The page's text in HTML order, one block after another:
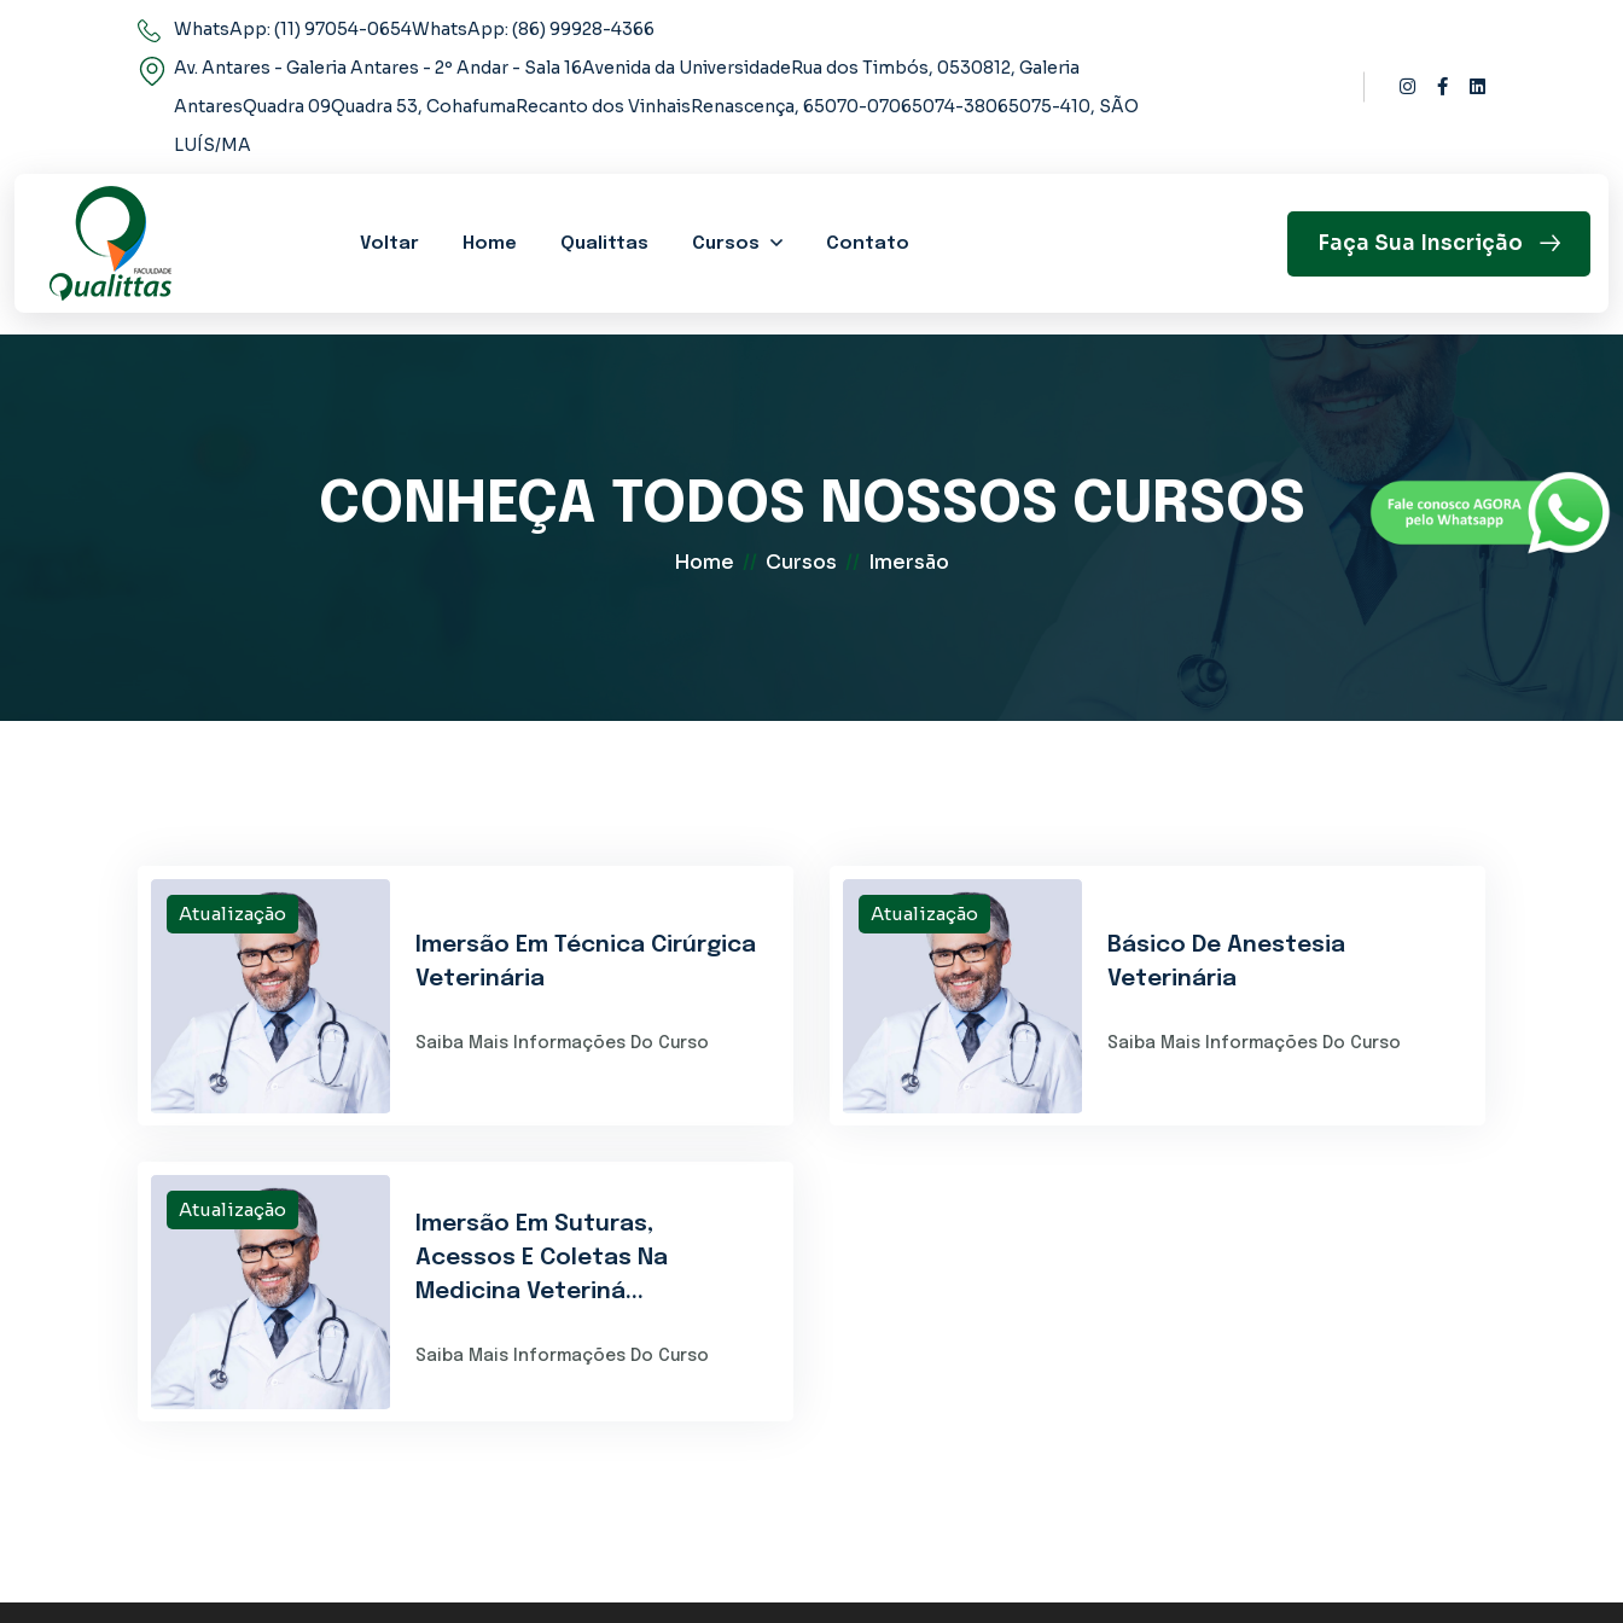
WhatsApp: (11) 97054-0654WhatsApp: (86) 99928-4366
Av. Antares - Galeria Antares - 2º Andar - Sala 16Avenida da UniversidadeRua dos Timbós, 0530812, Galeria
AntaresQuadra 09Quadra 53, CohafumaRecanto dos VinhaisRenascença, 65070-07065074-38065075-410, SÃO
LUÍS/MA
Voltar Home Qualittas Cursos Contato Faça Sua Inscrição
CONHEÇA TODOS NOSSOS CURSOS
Home // Cursos // Imersão
Atualização
Imersão Em Técnica Cirúrgica
Veterinária
Saiba Mais Informações Do Curso
Atualização
Básico De Anestesia
Veterinária
Saiba Mais Informações Do Curso
Atualização
Imersão Em Suturas,
Acessos E Coletas Na
Medicina Veteriná...
Saiba Mais Informações Do Curso